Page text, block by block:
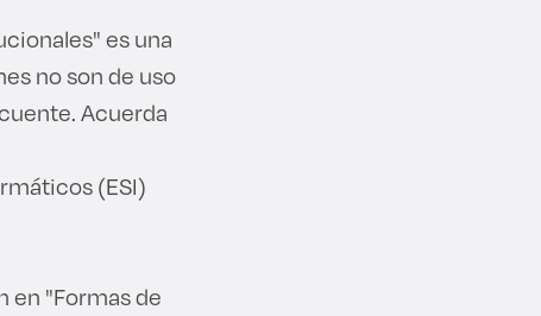
es una
no son de uso
Acuerda
(ESI)
en "Formas de